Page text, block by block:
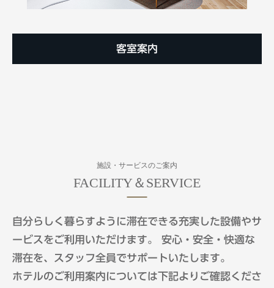
客室案内
施設・サービスのご案内
自分らしく暮らすように滞在できる充実した設備やサ
ービスをご利用いただけます。 安心・安全・快適な
滞在を、スタッフ全員でサポートいたします。
ホテルのご利用案内については下記よりご確認くださ